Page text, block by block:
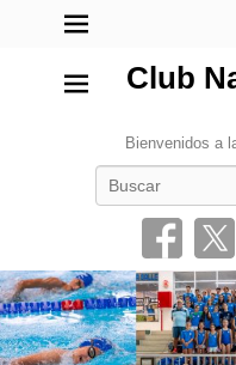
Club
Bienvenidos a